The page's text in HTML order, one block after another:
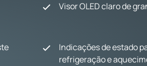
Visor OLED claro de
Indicações de estado
refrigeração e